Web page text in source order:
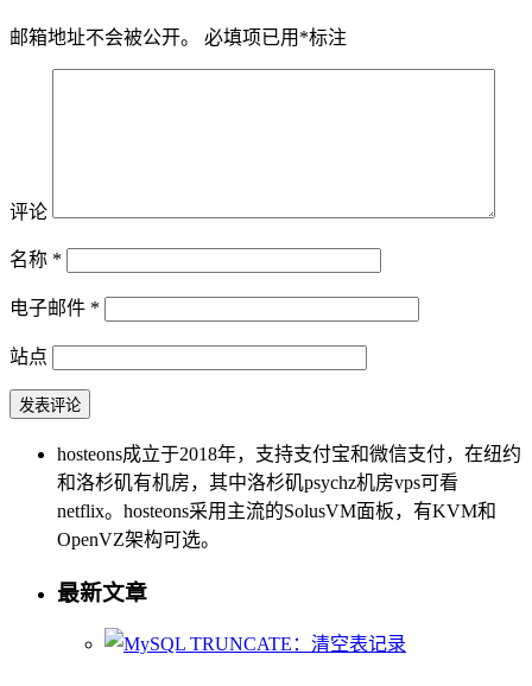
邮箱地址不会被公开。 必填项已用 *标注
评论
名称 *
电子邮件 *
站点
hosteons成立于2018年，支持支付宝和微信支付，在纽约
和洛杉矶有机房，其中洛杉矶psychz机房vps可看
netflix。hosteons采用主流的SolusVM面板，有KVM和
OpenVZ架构可选。
最新文章